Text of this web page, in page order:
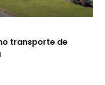
transporte de